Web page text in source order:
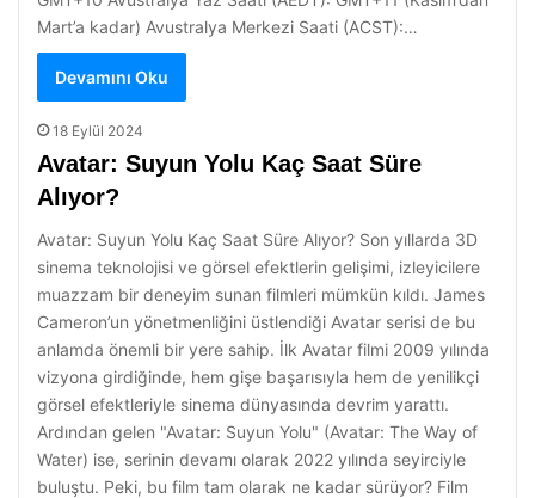
Mart’a kadar) Avustralya Merkezi Saati (ACST):…
Devamını Oku
18 Eylül 2024
Avatar: Suyun Yolu Kaç Saat Süre
Alıyor?
Avatar: Suyun Yolu Kaç Saat Süre Alıyor? Son yıllarda 3D
sinema teknolojisi ve görsel efektlerin gelişimi, izleyicilere
muazzam bir deneyim sunan filmleri mümkün kıldı. James
Cameron’un yönetmenliğini üstlendiği Avatar serisi de bu
anlamda önemli bir yere sahip. İlk Avatar filmi 2009 yılında
vizyona girdiğinde, hem gişe başarısıyla hem de yenilikçi
görsel efektleriyle sinema dünyasında devrim yarattı.
Ardından gelen "Avatar: Suyun Yolu" (Avatar: The Way of
Water) ise, serinin devamı olarak 2022 yılında seyirciyle
buluştu. Peki, bu film tam olarak ne kadar sürüyor? Film